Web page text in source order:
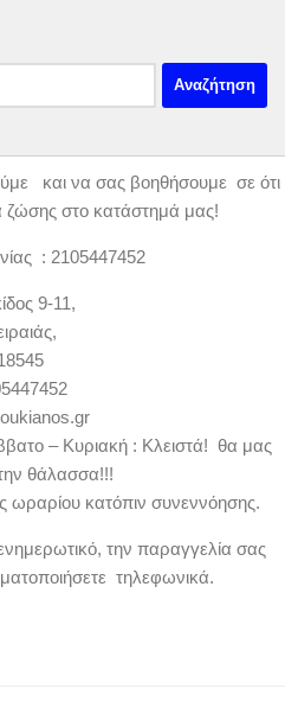
και να σας βοηθήσουμε σε ότι
ζώσης στο κατάστημά μας!
: 2105447452
9-11,
– Κυριακή : Κλειστά! θα μας
θάλασσα!!!
ωραρίου κατόπιν συνεννόησης.
την παραγγελία σας
τηλεφωνικά.